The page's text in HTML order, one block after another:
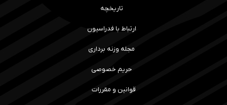
تاریخچه
ارتباط با فدراسیون
مجله وزنه برداری
حریم خصوصی
قوانین و مقررات